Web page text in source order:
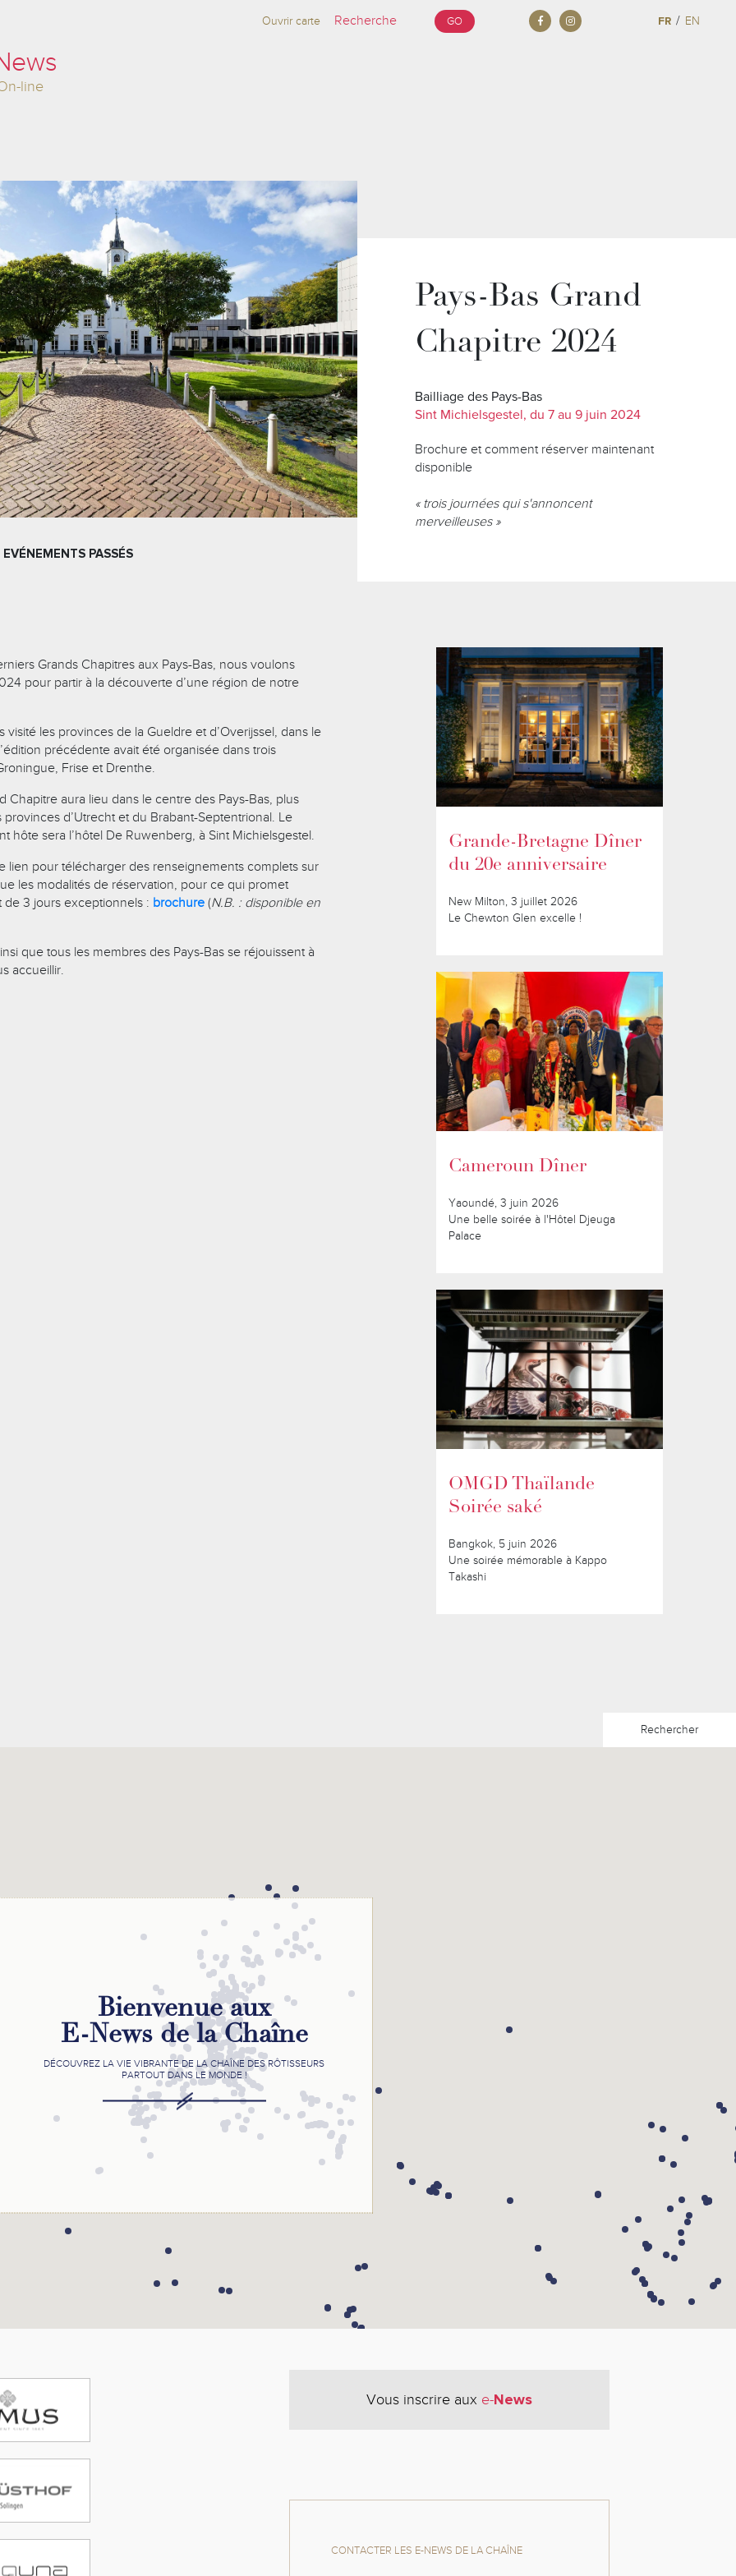
line
Ouvrir carte GO FR / EN
EVÉNEMENTS PASSÉS
Pays-Bas Grand
Chapitre 2024
Bailliage des Pays-Bas
Sint Michielsgestel, du 7 au 9 juin 2024
Brochure et comment réserver maintenant
disponible
« trois journées qui s'annoncent
merveilleuses »
Grands Chapitres aux Pays-Bas, nous voulons
pour partir à la découverte d’une région de notre
visité les provinces de la Gueldre et d’Overijssel, dans le
précédente avait été organisée dans trois
Frise et Drenthe.
Chapitre aura lieu dans le centre des Pays-Bas, plus
d’Utrecht et du Brabant-Septentrional. Le
hôte sera l’hôtel De Ruwenberg, à Sint Michielsgestel.
lien pour télécharger des renseignements complets sur
les modalités de réservation, pour ce qui promet
3 jours exceptionnels : brochure (N.B. : disponible en
que tous les membres des Pays-Bas se réjouissent à
accueillir.
Grande-Bretagne Dîner
du 20e anniversaire
New Milton, 3 juillet 2026
Le Chewton Glen excelle !
Cameroun Dîner
Yaoundé, 3 juin 2026
Une belle soirée à l'Hôtel Djeuga
Palace
OMGD Thaïlande
Soirée saké
Bangkok, 5 juin 2026
Une soirée mémorable à Kappo
Takashi
Rechercher
Vous inscrire aux e-News
CONTACTER LES E-NEWS DE LA CHAÎNE